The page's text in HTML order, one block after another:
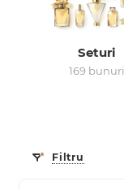
Seturi
169 bunuri
Filtru